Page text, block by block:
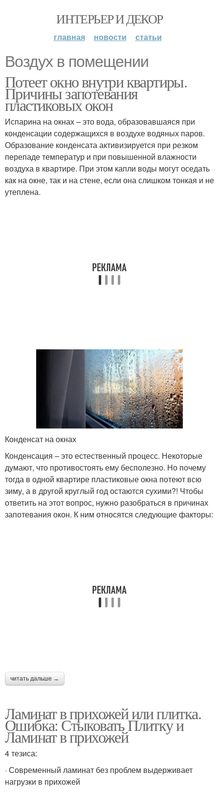
ИНТЕРЬЕР И ДЕКОР
главная новости статьи
Воздух в помещении
Потеет окно внутри квартиры.
Причины запотевания
пластиковых окон
Испарина на окнах – это вода, образовавшаяся при
конденсации содержащихся в воздухе водяных паров.
Образование конденсата активизируется при резком
перепаде температур и при повышенной влажности
воздуха в квартире. При этом капли воды могут оседать
как на окне, так и на стене, если она слишком тонкая и не
утеплена.
Конденсат на окнах
Конденсация – это естественный процесс. Некоторые
думают, что противостоять ему бесполезно. Но почему
тогда в одной квартире пластиковые окна потеют всю
зиму, а в другой круглый год остаются сухими?! Чтобы
ответить на этот вопрос, нужно разобраться в причинах
запотевания окон. К ним относятся следующие факторы:
читать дальше →
Ламинат в прихожей или плитка.
Ошибка: Стыковать Плитку и
Ламинат в прихожей
4 тезиса:
· Современный ламинат без проблем выдерживает
нагрузки в прихожей